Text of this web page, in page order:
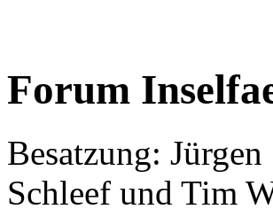
Forum
Besatzung:
Schleef und Tim